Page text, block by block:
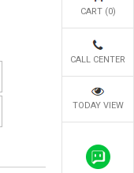
CART (0)
CALL CENTER
TODAY VIEW